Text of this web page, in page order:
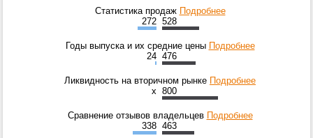
Статистика продаж Подробнее
272 528
Годы выпуска и их средние цены Подробнее
24 476
Ликвидность на вторичном рынке Подробнее
x 800
Сравнение отзывов владельцев Подробнее
338 463